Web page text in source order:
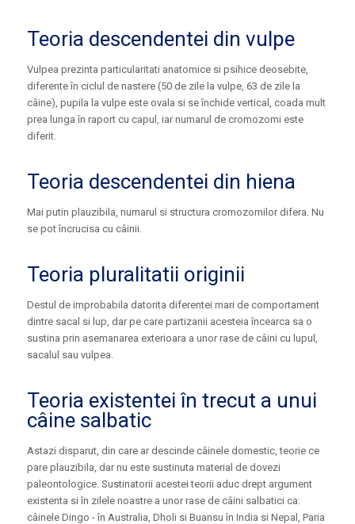
Teoria descendentei din vulpe
Vulpea prezinta particularitati anatomice si psihice deosebite,
diferente în ciclul de nastere (50 de zile la vulpe, 63 de zile la
câine), pupila la vulpe este ovala si se închide vertical, coada mult
prea lunga în raport cu capul, iar numarul de cromozomi este
diferit.
Teoria descendentei din hiena
Mai putin plauzibila, numarul si structura cromozomilor difera. Nu
se pot încrucisa cu câinii.
Teoria pluralitatii originii
Destul de improbabila datorita diferentei mari de comportament
dintre sacal si lup, dar pe care partizanii acesteia încearca sa o
sustina prin asemanarea exterioara a unor rase de câini cu lupul,
sacalul sau vulpea.
Teoria existentei în trecut a unui
câine salbatic
Astazi disparut, din care ar descinde câinele domestic, teorie ce
pare plauzibila, dar nu este sustinuta material de dovezi
paleontologice. Sustinatorii acestei teorii aduc drept argument
existenta si în zilele noastre a unor rase de câini salbatici ca:
câinele Dingo - în Australia, Dholi si Buansu în India si Nepal, Paria